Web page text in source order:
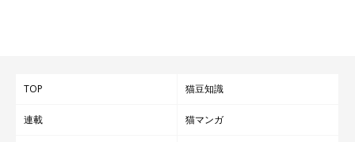
TOP 猫豆知識
連載 猫マンガ